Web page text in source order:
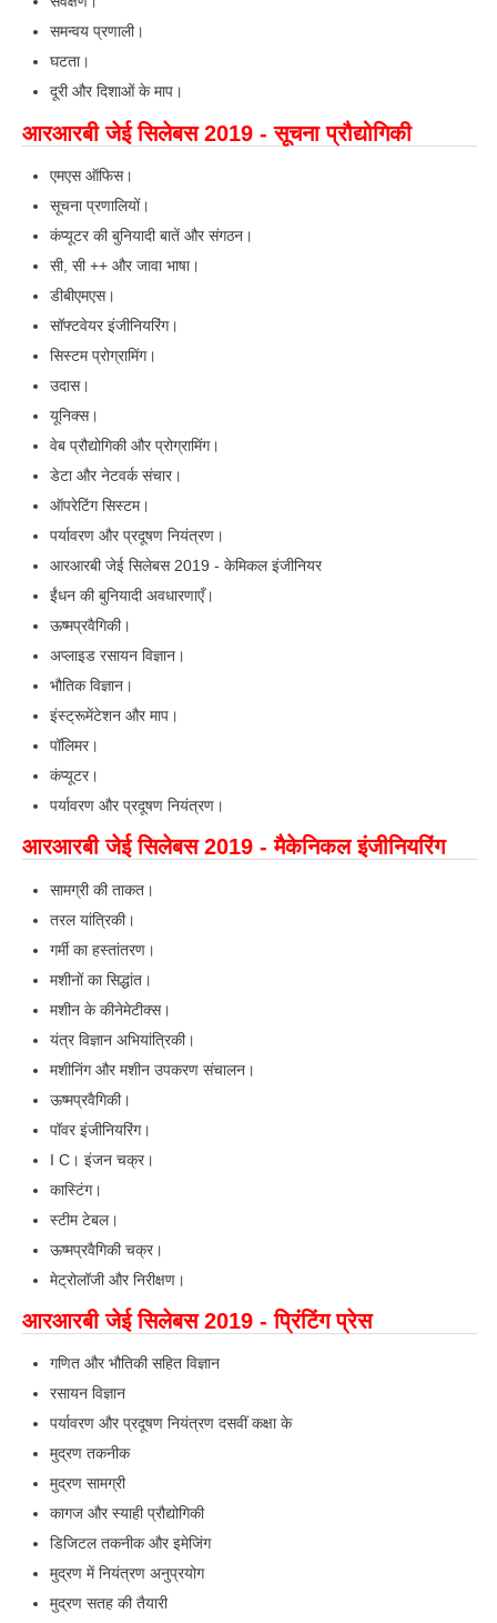
समन्वय प्रणाली।
घटता।
दूरी और दिशाओं के माप।
आरआरबी जेई सिलेबस 2019 - सूचना प्रौद्योगिकी
एमएस ऑफिस।
सूचना प्रणालियों।
कंप्यूटर की बुनियादी बातें और संगठन।
सी, सी ++ और जावा भाषा।
डीबीएमएस।
सॉफ्टवेयर इंजीनियरिंग।
सिस्टम प्रोग्रामिंग।
उदास।
यूनिक्स।
वेब प्रौद्योगिकी और प्रोग्रामिंग।
डेटा और नेटवर्क संचार।
ऑपरेटिंग सिस्टम।
पर्यावरण और प्रदूषण नियंत्रण।
आरआरबी जेई सिलेबस 2019 - केमिकल इंजीनियर
ईंधन की बुनियादी अवधारणाएँ।
ऊष्मप्रवैगिकी।
अप्लाइड रसायन विज्ञान।
भौतिक विज्ञान।
इंस्ट्रूमेंटेशन और माप।
पॉलिमर।
कंप्यूटर।
पर्यावरण और प्रदूषण नियंत्रण।
आरआरबी जेई सिलेबस 2019 - मैकेनिकल इंजीनियरिंग
सामग्री की ताकत।
तरल यांत्रिकी।
गर्मी का हस्तांतरण।
मशीनों का सिद्धांत।
मशीन के कीनेमेटीक्स।
यंत्र विज्ञान अभियांत्रिकी।
मशीनिंग और मशीन उपकरण संचालन।
ऊष्मप्रवैगिकी।
पॉवर इंजीनियरिंग।
I C। इंजन चक्र।
कास्टिंग।
स्टीम टेबल।
ऊष्मप्रवैगिकी चक्र।
मेट्रोलॉजी और निरीक्षण।
आरआरबी जेई सिलेबस 2019 - प्रिंटिंग प्रेस
गणित और भौतिकी सहित विज्ञान
रसायन विज्ञान
पर्यावरण और प्रदूषण नियंत्रण दसवीं कक्षा के
मुद्रण तकनीक
मुद्रण सामग्री
कागज और स्याही प्रौद्योगिकी
डिजिटल तकनीक और इमेजिंग
मुद्रण में नियंत्रण अनुप्रयोग
मुद्रण सतह की तैयारी